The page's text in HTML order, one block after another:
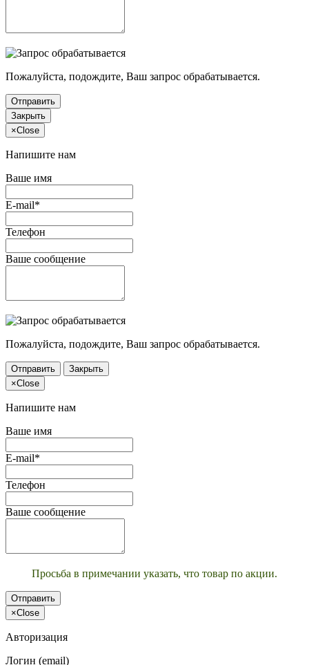
Пожалуйста, подождите, Ваш запрос обрабатывается.
Отправить
Закрыть
×Close
Напишите нам
Ваше имя
E-mail*
Телефон
Ваше сообщение
Пожалуйста, подождите, Ваш запрос обрабатывается.
Отправить
Закрыть
×Close
Напишите нам
Ваше имя
E-mail*
Телефон
Ваше сообщение
Просьба в примечании указать, что товар по акции.
Отправить
×Close
Авторизация
Логин (email)